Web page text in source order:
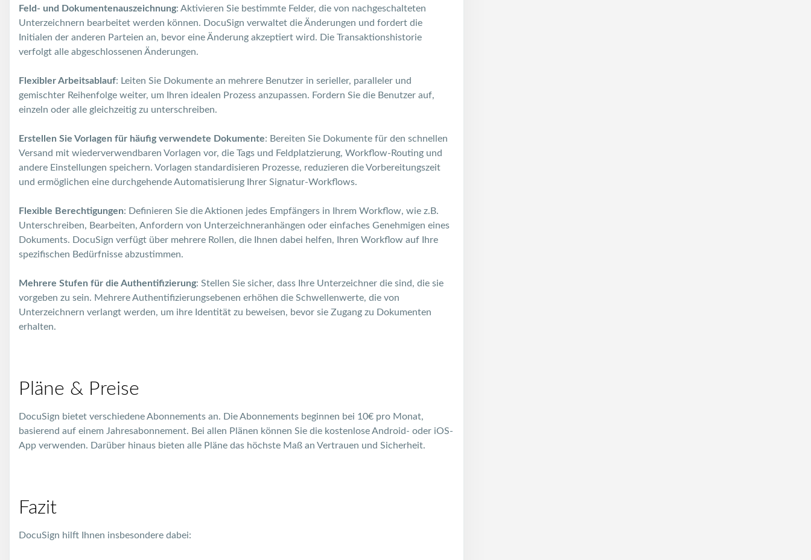
Feld- und Dokumentenauszeichnung: Aktivieren Sie bestimmte Felder, die von nachgeschalteten
Unterzeichnern bearbeitet werden können. DocuSign verwaltet die Änderungen und fordert die
Initialen der anderen Parteien an, bevor eine Änderung akzeptiert wird. Die Transaktionshistorie
verfolgt alle abgeschlossenen Änderungen.
Flexibler Arbeitsablauf: Leiten Sie Dokumente an mehrere Benutzer in serieller, paralleler und
gemischter Reihenfolge weiter, um Ihren idealen Prozess anzupassen. Fordern Sie die Benutzer auf,
einzeln oder alle gleichzeitig zu unterschreiben.
Erstellen Sie Vorlagen für häufig verwendete Dokumente: Bereiten Sie Dokumente für den schnellen
Versand mit wiederverwendbaren Vorlagen vor, die Tags und Feldplatzierung, Workflow-Routing und
andere Einstellungen speichern. Vorlagen standardisieren Prozesse, reduzieren die Vorbereitungszeit
und ermöglichen eine durchgehende Automatisierung Ihrer Signatur-Workflows.
Flexible Berechtigungen: Definieren Sie die Aktionen jedes Empfängers in Ihrem Workflow, wie z.B.
Unterschreiben, Bearbeiten, Anfordern von Unterzeichneranhängen oder einfaches Genehmigen eines
Dokuments. DocuSign verfügt über mehrere Rollen, die Ihnen dabei helfen, Ihren Workflow auf Ihre
spezifischen Bedürfnisse abzustimmen.
Mehrere Stufen für die Authentifizierung: Stellen Sie sicher, dass Ihre Unterzeichner die sind, die sie
vorgeben zu sein. Mehrere Authentifizierungsebenen erhöhen die Schwellenwerte, die von
Unterzeichnern verlangt werden, um ihre Identität zu beweisen, bevor sie Zugang zu Dokumenten
erhalten.
Pläne & Preise
DocuSign bietet verschiedene Abonnements an. Die Abonnements beginnen bei 10€ pro Monat,
basierend auf einem Jahresabonnement. Bei allen Plänen können Sie die kostenlose Android- oder iOS-
App verwenden. Darüber hinaus bieten alle Pläne das höchste Maß an Vertrauen und Sicherheit.
Fazit
DocuSign hilft Ihnen insbesondere dabei: